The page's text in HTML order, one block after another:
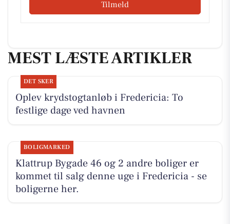
Tilmeld
MEST LÆSTE ARTIKLER
DET SKER
Oplev krydstogtanløb i Fredericia: To
festlige dage ved havnen
BOLIGMARKED
Klattrup Bygade 46 og 2 andre boliger er
kommet til salg denne uge i Fredericia - se
boligerne her.